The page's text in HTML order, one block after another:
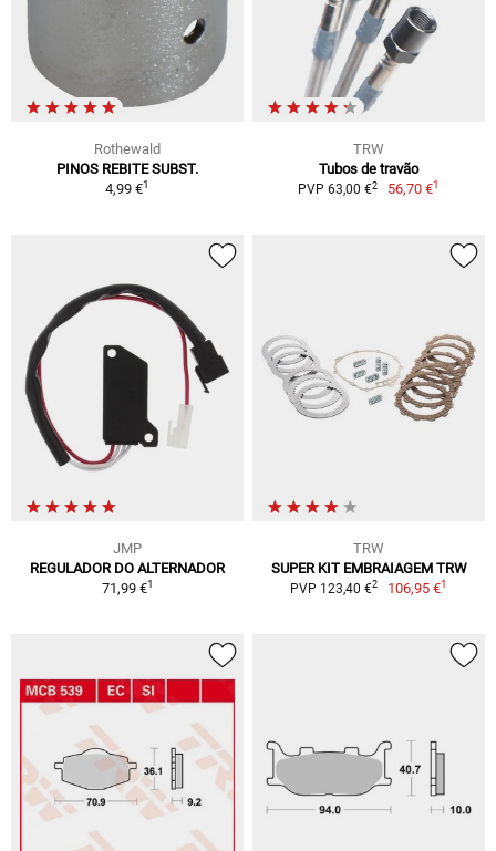
Rothewald
PINOS REBITE SUBST.
4,99 €1
TRW
Tubos de travão
PVP 63,00 €2 56,70 €1
JMP
REGULADOR DO ALTERNADOR
71,99 €1
TRW
SUPER KIT EMBRAIAGEM TRW
PVP 123,40 €2 106,95 €1